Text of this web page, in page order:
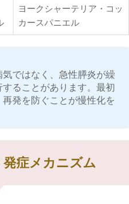
ヨークシャーテリア・コッ
カースパニエル
ではなく、急性膵炎が繰
ることがあります。最初
発を防ぐことが慢性化を
症メカニズム